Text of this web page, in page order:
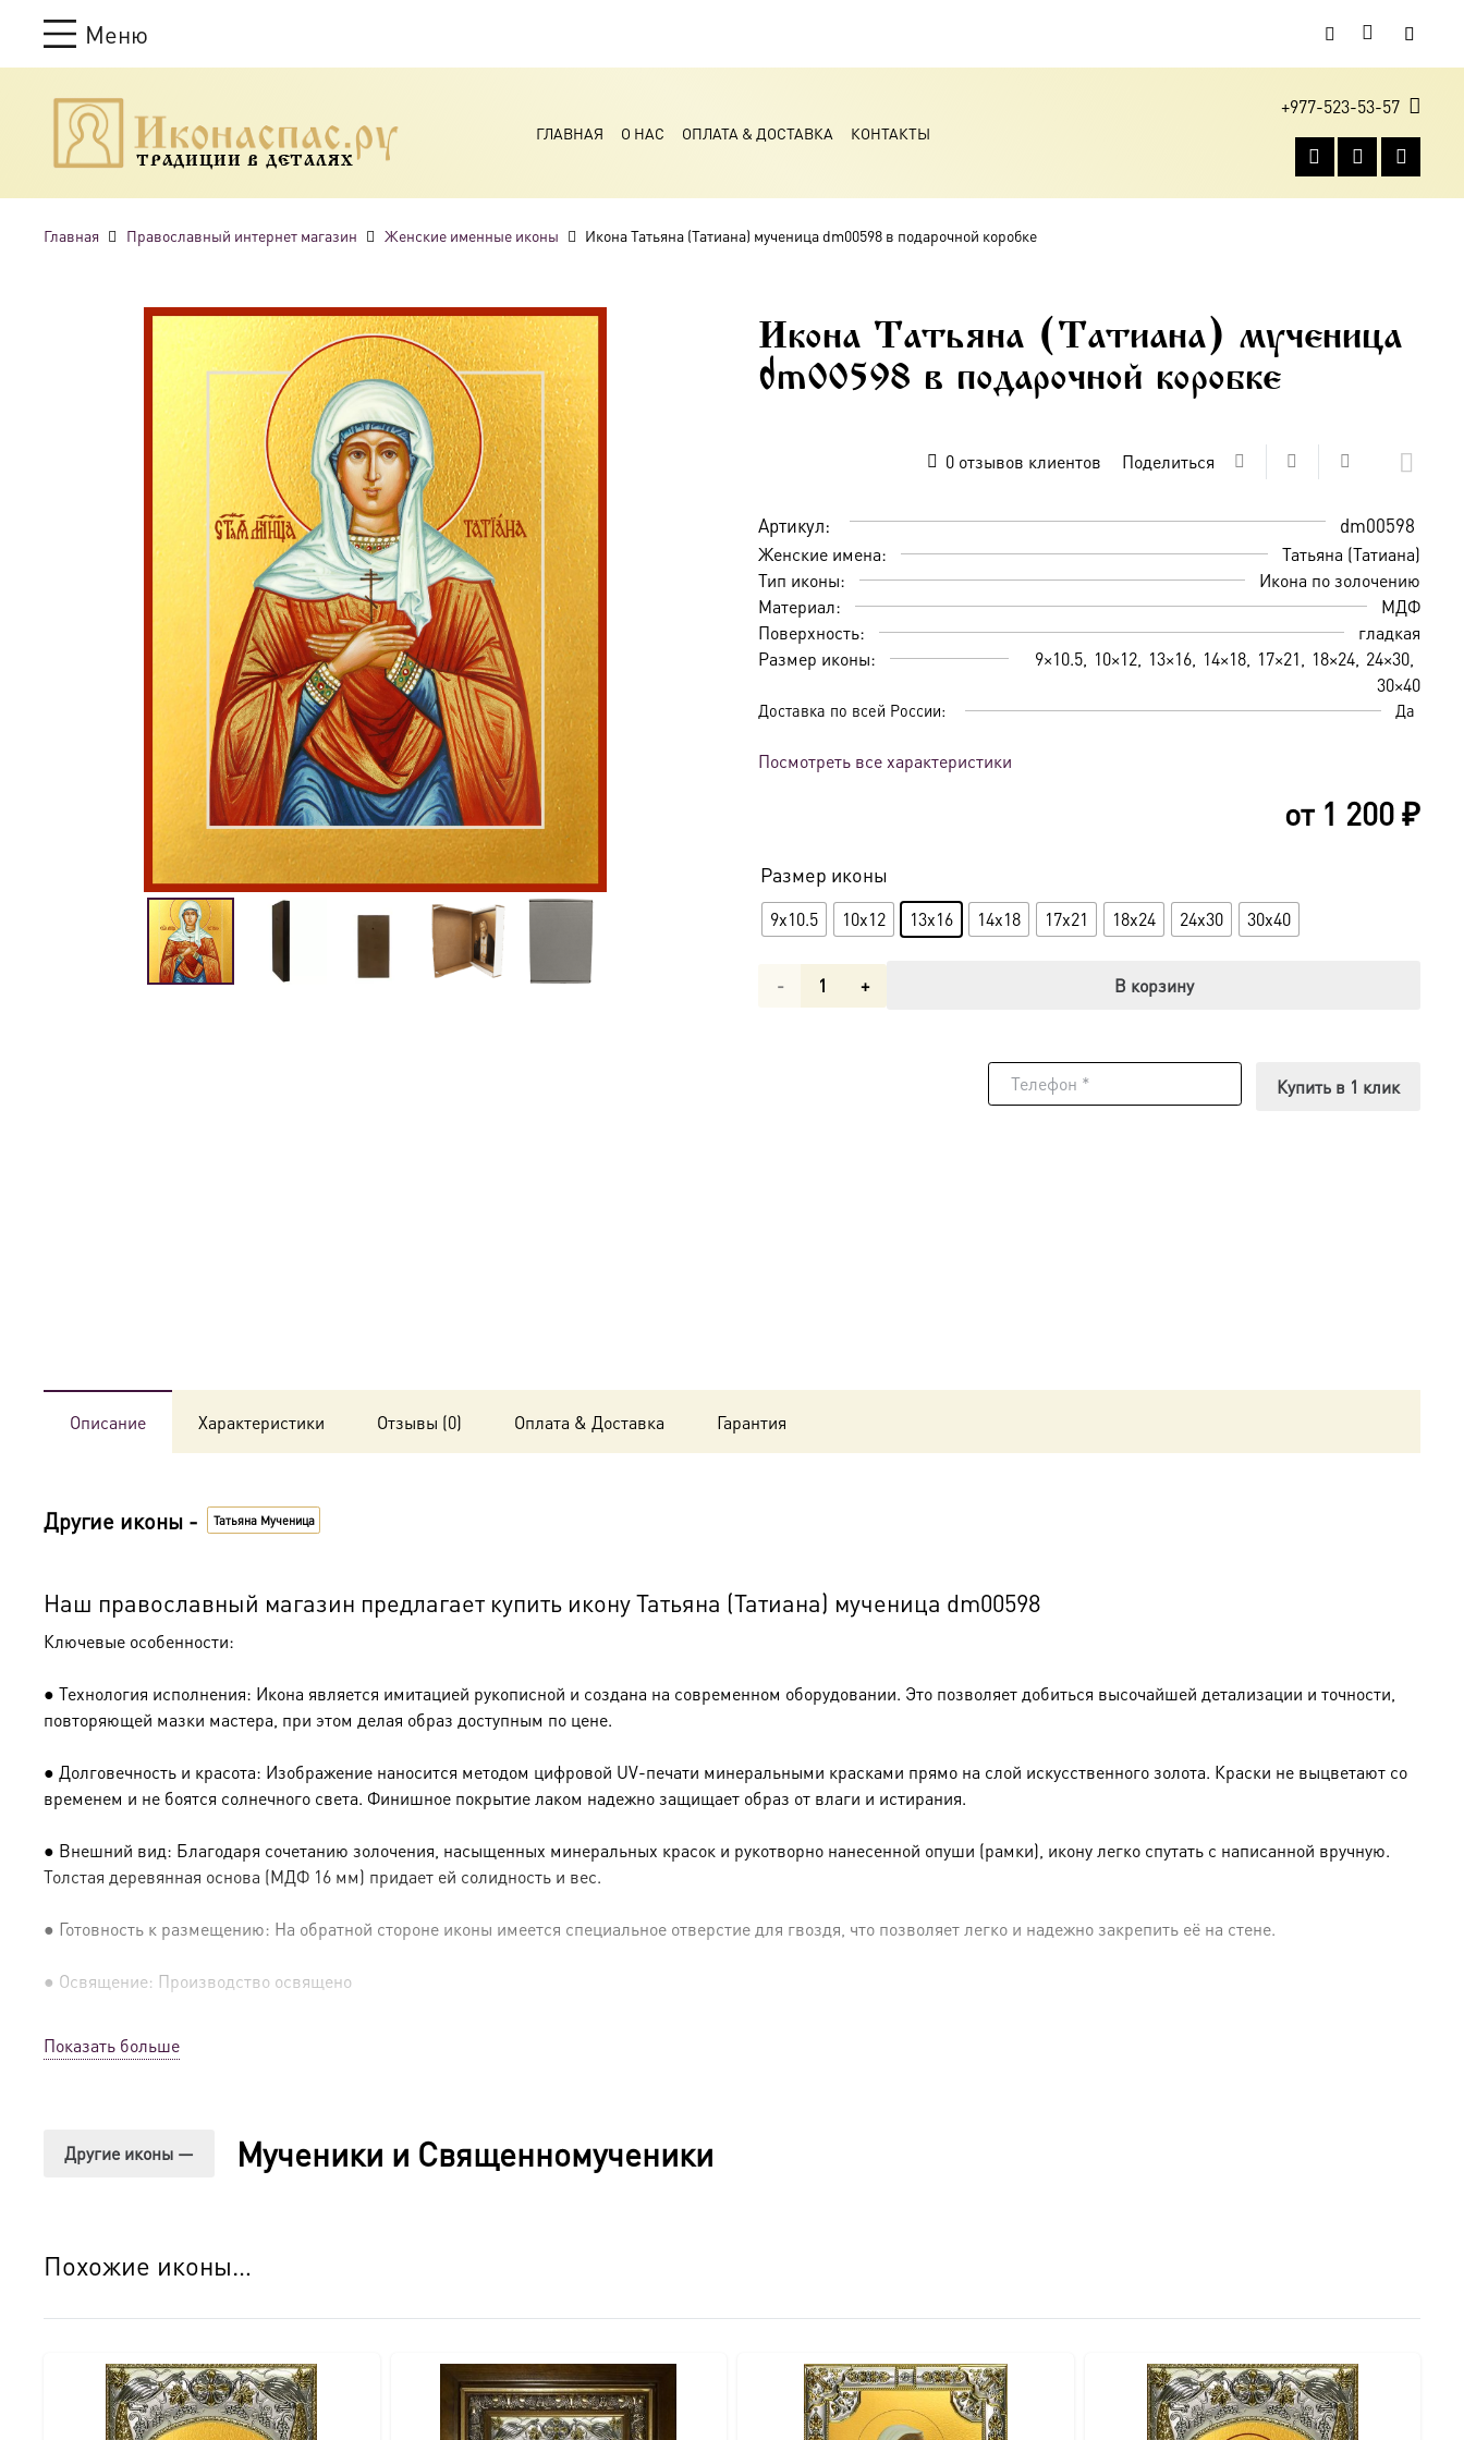
Меню
ТРАДИЦИИ В ДЕТАЛЯХ
ГЛАВНАЯ О НАС ОПЛАТА & ДОСТАВКА КОНТАКТЫ
+977-523-53-57
Главная Православный интернет магазин Женские именные иконы Икона Татьяна (Татиана) мученица dm00598 в подарочной коробке
Икона Татьяна (Татиана) мученица
dm00598 в подарочной коробке
0отзывов клиентов Поделиться
Артикул: dm00598
Женские имена:
Татьяна (Татиана)
Тип иконы:
Икона по золочению
Материал:
МДФ
Поверхность:
гладкая
Размер иконы:
9×10.5 10×12 13×16 14×18 17×21 18×24 24×30
30×40
Доставка по всей России: Да
Посмотреть все характеристики
от 1 200₽
Размер иконы
9x10.5 10x12 13x16 14x18 17x21 18x24 24x30 30x40
Количество
В корзину
Купить в 1 клик
Описание Характеристики Отзывы (0) Оплата & Доставка Гарантия
Другие иконы - Татьяна Мученица
Наш православный магазин предлагает купить икону Татьяна (Татиана) мученица dm00598
Ключевые особенности:
● Технология исполнения: Икона является имитацией рукописной и создана на современном оборудовании. Это позволяет добиться высочайшей детализации и точности,
повторяющей мазки мастера, при этом делая образ доступным по цене.
● Долговечность и красота: Изображение наносится методом цифровой UV-печати минеральными красками прямо на слой искусственного золота. Краски не выцветают со
временем и не боятся солнечного света. Финишное покрытие лаком надежно защищает образ от влаги и истирания.
● Внешний вид: Благодаря сочетанию золочения, насыщенных минеральных красок и рукотворно нанесенной опуши (рамки), икону легко спутать с написанной вручную.
Толстая деревянная основа (МДФ 16 мм) придает ей солидность и вес.
● Готовность к размещению: На обратной стороне иконы имеется специальное отверстие для гвоздя, что позволяет легко и надежно закрепить её на стене.
● Освящение: Производство освящено
● Техника: Цифровая UV-печать по золочению.
● На день Ангела (именины) — в честь небесного покровителя.
Показать больше
Другие иконы — Мученики и Священномученики
Похожие иконы…